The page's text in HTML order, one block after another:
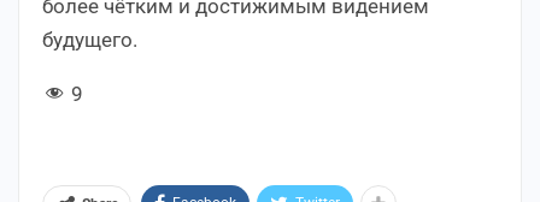
более чётким и достижимым видением
будущего.
9